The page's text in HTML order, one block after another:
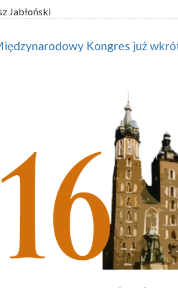
Jabłoński
Kongres już